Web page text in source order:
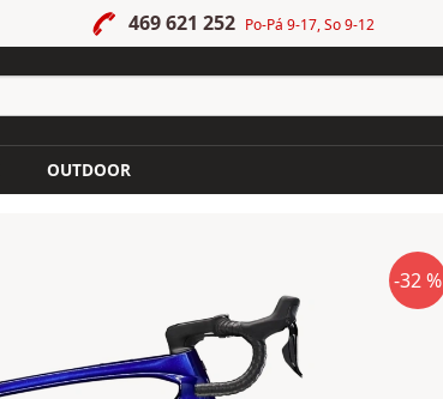
469 621 252 Po-Pá 9-17, So 9-12
OUTDOOR
-32 %